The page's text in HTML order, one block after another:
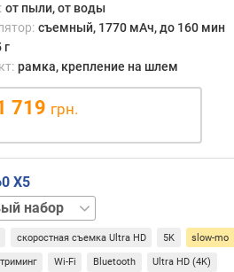
и
даже
в
от пыли, от воды
съемный, 1770 мАч, до 160 мин
г
рамка, крепление на шлем
719 грн.
X5
скоростная съемка Ultra HD 5K slow-mo
Wi-Fi Bluetooth Ultra HD (4K)